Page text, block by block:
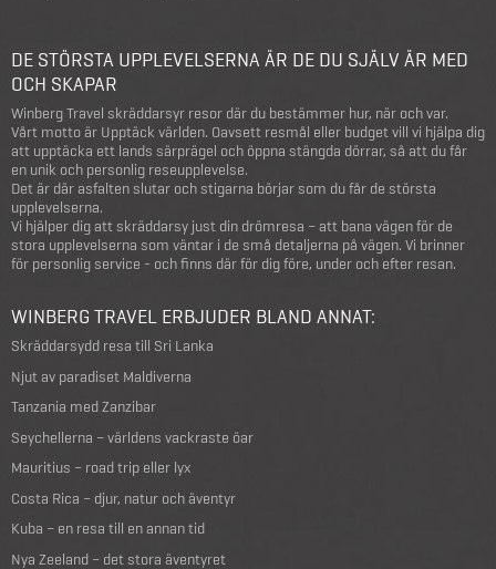
DE STÖRSTA UPPLEVELSERNA ÄR DE DU SJÄLV ÄR MED
OCH SKAPAR
Winberg Travel skräddarsyr resor där du bestämmer hur, när och var.
Vårt motto är Upptäck världen. Oavsett resmål eller budget vill vi hjälpa dig
att upptäcka ett lands särprägel och öppna stängda dörrar, så att du får
en unik och personlig reseupplevelse.
Det är där asfalten slutar och stigarna börjar som du får de största
upplevelserna.
Vi hjälper dig att skräddarsy just din drömresa – att bana vägen för de
stora upplevelserna som väntar i de små detaljerna på vägen. Vi brinner
för personlig service - och finns där för dig före, under och efter resan.
WINBERG TRAVEL ERBJUDER BLAND ANNAT:
Skräddarsydd resa till Sri Lanka
Njut av paradiset Maldiverna
Tanzania med Zanzibar
Seychellerna – världens vackraste öar
Mauritius – road trip eller lyx
Costa Rica – djur, natur och äventyr
Kuba – en resa till en annan tid
Nya Zeeland – det stora äventyret